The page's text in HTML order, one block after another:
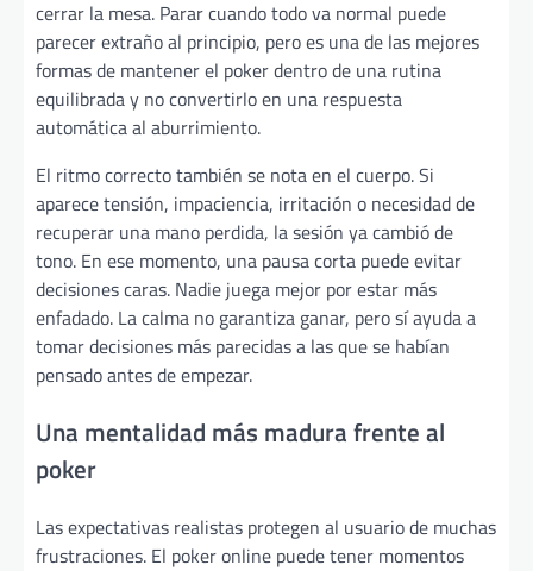
cerrar la mesa. Parar cuando todo va normal puede
parecer extraño al principio, pero es una de las mejores
formas de mantener el poker dentro de una rutina
equilibrada y no convertirlo en una respuesta
automática al aburrimiento.
El ritmo correcto también se nota en el cuerpo. Si
aparece tensión, impaciencia, irritación o necesidad de
recuperar una mano perdida, la sesión ya cambió de
tono. En ese momento, una pausa corta puede evitar
decisiones caras. Nadie juega mejor por estar más
enfadado. La calma no garantiza ganar, pero sí ayuda a
tomar decisiones más parecidas a las que se habían
pensado antes de empezar.
Una mentalidad más madura frente al
poker
Las expectativas realistas protegen al usuario de muchas
frustraciones. El poker online puede tener momentos